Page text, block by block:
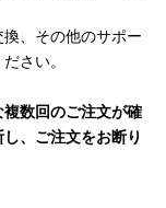
、その他のサポー
さい。
数回のご注文が確
、ご注文をお断り